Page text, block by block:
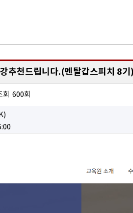
추천드립니다.(멘탈갑스피치 8기
회 600회